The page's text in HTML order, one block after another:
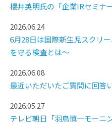
櫻井英明氏の「企業IRセミナ
2026.06.24
6月28日は国際新生児スクリ
を守る検査とは～
2026.06.08
最近いただいたご質問に回答
2026.05.27
テレビ朝日「羽鳥慎一モーニ